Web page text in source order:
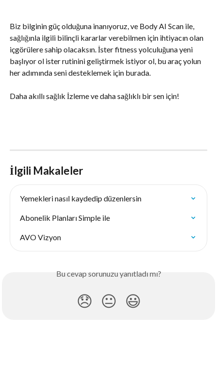
Biz bilginin güç olduğuna inanıyoruz, ve Body AI Scan ile,
sağlığınla ilgili bilinçli kararlar verebilmen için ihtiyacın olan
içgörülere sahip olacaksın. İster fitness yolculuğuna yeni
başlıyor ol ister rutinini geliştirmek istiyor ol, bu araç yolun
her adımında seni desteklemek için burada.
Daha akıllı sağlık İzleme ve daha sağlıklı bir sen için!
İlgili Makaleler
Yemekleri nasıl kaydedip düzenlersin
Abonelik Planları Simple ile
AVO Vizyon
Bu cevap sorunuzu yanıtladı mı?
😞 😐 😃